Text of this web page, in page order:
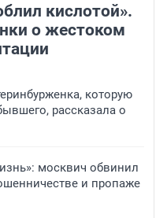
кислотой».
о жестоком
которую
рассказала о
москвич обвинил
и пропаже